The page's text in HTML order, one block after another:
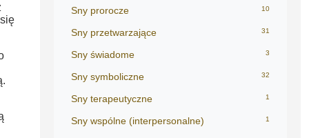
Sny prorocze 10
Sny przetwarzające 31
Sny świadome 3
Sny symboliczne 32
Sny terapeutyczne 1
Sny wspólne (interpersonalne) 1